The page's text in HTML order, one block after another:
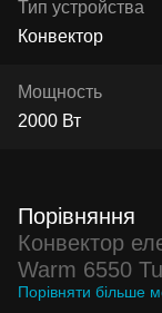
Тип устройства
Конвектор
Мощность
2000 Вт
Порівняння
Конвектор
Warm 6550
Порівняти більше